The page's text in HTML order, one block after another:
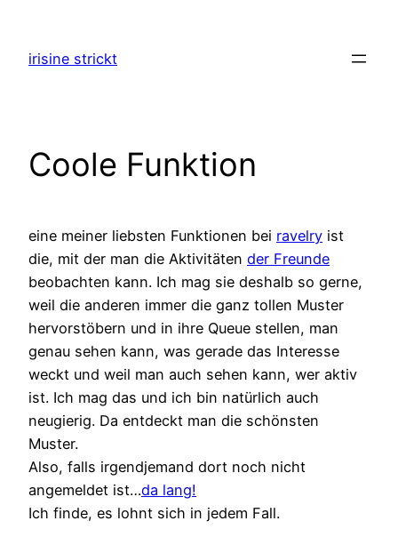
springen
irisine strickt
Coole Funktion
eine meiner liebsten Funktionen bei ravelry ist
die, mit der man die Aktivitäten der Freunde
beobachten kann. Ich mag sie deshalb so gerne,
weil die anderen immer die ganz tollen Muster
hervorstöbern und in ihre Queue stellen, man
genau sehen kann, was gerade das Interesse
weckt und weil man auch sehen kann, wer aktiv
ist. Ich mag das und ich bin natürlich auch
neugierig. Da entdeckt man die schönsten
Muster.
Also, falls irgendjemand dort noch nicht
angemeldet ist…da lang!
Ich finde, es lohnt sich in jedem Fall.